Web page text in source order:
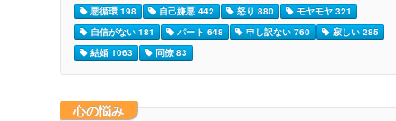
悪循環 198
自己嫌悪 442 怒り 880
モヤモヤ 321
自信がない 181
パート 648 申し訳ない 760
寂しい 285
結婚 1063
同僚 83
心の悩み